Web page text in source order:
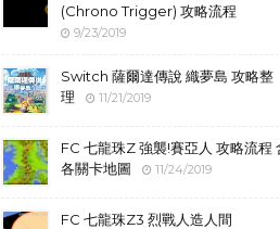
(Chrono Trigger) 攻略流程
9/23/2019
Switch 薩爾達傳說 織夢島 攻略整
理
11/21/2019
FC 七龍珠Z 強襲!賽亞人 攻略流程
各關卡地圖
11/24/2019
FC 七龍珠Z3 烈戰人造人間